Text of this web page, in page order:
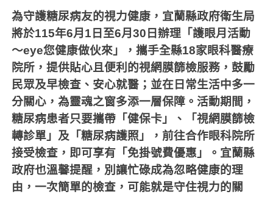
為守護糖尿病友的視力健康，宜蘭縣政府衛生局
將於115年6月1日至6月30日辦理「護眼月活動
～eye您健康做伙來」，攜手全縣18家眼科醫療
院所，提供貼心且便利的視網膜篩檢服務，鼓勵
民眾及早檢查、安心就醫；並在日常生活中多一
分關心，為靈魂之窗多添一層保障。活動期間，
糖尿病患者只要攜帶「健保卡」、「視網膜篩檢
轉診單」及「糖尿病護照」，前往合作眼科院所
接受檢查，即可享有「免掛號費優惠」。宜蘭縣
政府也溫馨提醒，別讓忙碌成為忽略健康的理
由，一次簡單的檢查，可能就是守住視力的關